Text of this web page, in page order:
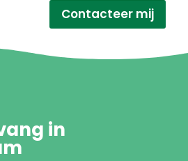
Contacteer mij
in